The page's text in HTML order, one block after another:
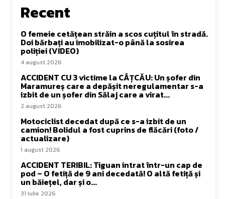
Recent
O femeie cetățean străin a scos cuțitul în stradă.
Doi bărbați au imobilizat-o până la sosirea
poliției (VIDEO)
4 august 2026
ACCIDENT CU 3 victime la CÂȚCĂU: Un șofer din
Maramureș care a depășit neregulamentar s-a
izbit de un șofer din Sălaj care a virat...
2 august 2026
Motociclist decedat după ce s-a izbit de un
camion! Bolidul a fost cuprins de flăcări (foto /
actualizare)
1 august 2026
ACCIDENT TERIBIL: Tiguan intrat într-un cap de
pod – O fetiță de 9 ani decedată! O altă fetiță și
un băiețel, dar și o...
31 iulie 2026